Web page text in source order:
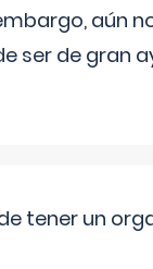
aún
ser de gran
tener un